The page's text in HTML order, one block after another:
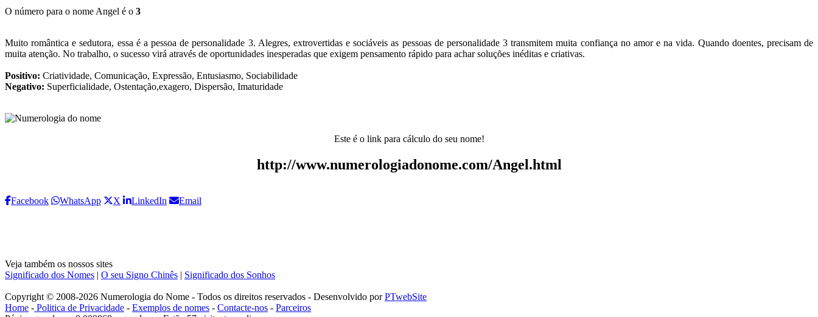
O número para o nome Angel é o 3
Muito romântica e sedutora, essa é a pessoa de personalidade 3. Alegres, extrovertidas e sociáveis as pessoas de personalidade 3 transmitem muita confiança no amor e na vida. Quando doentes, precisam de
muita atenção. No trabalho, o sucesso virá através de oportunidades inesperadas que exigem pensamento rápido para achar soluções inéditas e criativas.
Positivo: Criatividade, Comunicação, Expressão, Entusiasmo, Sociabilidade
Negativo: Superficialidade, Ostentação,exagero, Dispersão, Imaturidade
Este é o link para cálculo do seu nome!
http://www.numerologiadonome.com/Angel.html
Facebook WhatsApp X LinkedIn Email
Veja também os nossos sites
Significado dos Nomes
O seu Signo Chinês Significado dos Sonhos
Copyright © 2008-2026 Numerologia do Nome - Todos os direitos reservados - Desenvolvido porPTwebSite
Home - Politica de Privacidade - Exemplos de nomes - Contacte-nos - Parceiros